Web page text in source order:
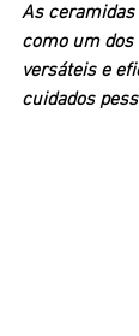
As
como um
versáteis e
cuidados